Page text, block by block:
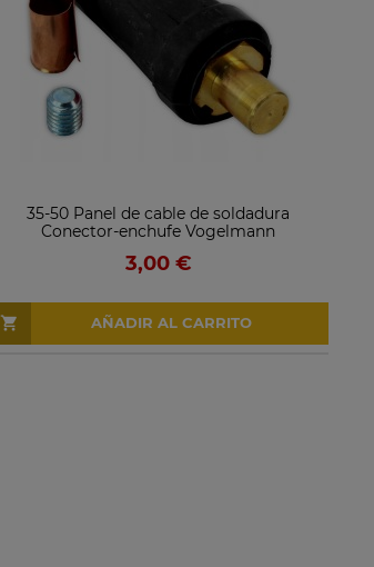
35-50 Panel de cable de soldadura
Conector-enchufe Vogelmann
3,00 €
AÑADIR AL CARRITO